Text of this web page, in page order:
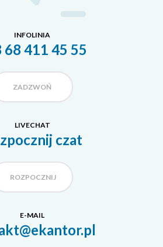
INFOLINIA
68 411 45 55
ZADZWOŃ
LIVECHAT
czat
ROZPOCZNIJ
E-MAIL